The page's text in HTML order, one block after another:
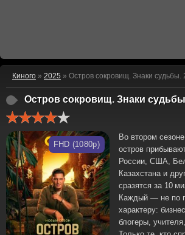
Киного » 2025 » Остров сокровищ. Знаки судьбы.
Остров сокровищ. Знаки
FHD (1080p)
Во втором
остров
России, США,
Казахстана и
сразятся за 10
Каждый — не по
характеру:
блогеры,